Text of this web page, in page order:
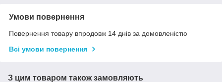
Умови повернення
Повернення товару впродовж 14 днів за домовленістю
Всі умови повернення
З цим товаром також замовляють